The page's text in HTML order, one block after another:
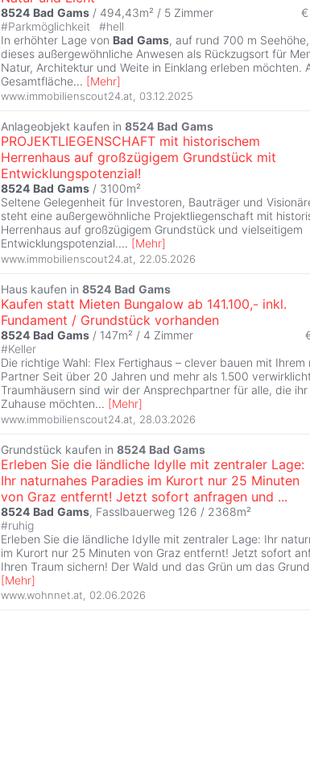
8524 Bad Gams / 494,43m² / 5 Zimmer
€
#Parkmöglichkeit #hell
In erhöhter Lage von Bad Gams, auf rund 700 m
dieses außergewöhnliche Anwesen als Rückzugsort für
Natur, Architektur und Weite in Einklang erleben möchten.
Gesamtfläche... [Mehr]
www.immobilienscout24.at, 03.12.2025
Anlageobjekt kaufen in 8524 Bad Gams
PROJEKTLIEGENSCHAFT mit historischem
Herrenhaus auf großzügigem Grundstück mit
Entwicklungspotenzial!
8524 Bad Gams / 3100m²
Seltene Gelegenheit für Investoren, Bauträger und
steht eine außergewöhnliche Projektliegenschaft mit
Herrenhaus auf großzügigem Grundstück und vielseitigem
Entwicklungspotenzial.... [Mehr]
www.immobilienscout24.at 22.05.2026
Haus kaufen in 8524 Bad Gams
Kaufen statt Mieten Bungalow ab 141.100,- inkl.
Fundament / Grundstück vorhanden
8524 Bad Gams / 147m² / 4 Zimmer
#Keller
Die richtige Wahl: Flex Fertighaus – clever bauen mit Ihrem
Partner Seit über 20 Jahren und mehr als 1.500
Traumhäusern sind wir der Ansprechpartner für alle, die ihr
Zuhause möchten... [Mehr]
www.immobilienscout24.at 28.03.2026
Grundstück kaufen in 8524 Bad Gams
Erleben Sie die ländliche Idylle mit zentraler Lage:
Ihr naturnahes Paradies im Kurort nur 25 Minuten
von Graz entfernt! Jetzt sofort anfragen und ...
8524 Bad Gams, Fasslbauerweg 126 / 2368m²
#ruhig
Erleben Sie die ländliche Idylle mit zentraler Lage: Ihr
im Kurort nur 25 Minuten von Graz entfernt! Jetzt sofort
Ihren Traum sichern! Der Wald und das Grün um das
[Mehr]
www.wohnnet.at 02.06.2026